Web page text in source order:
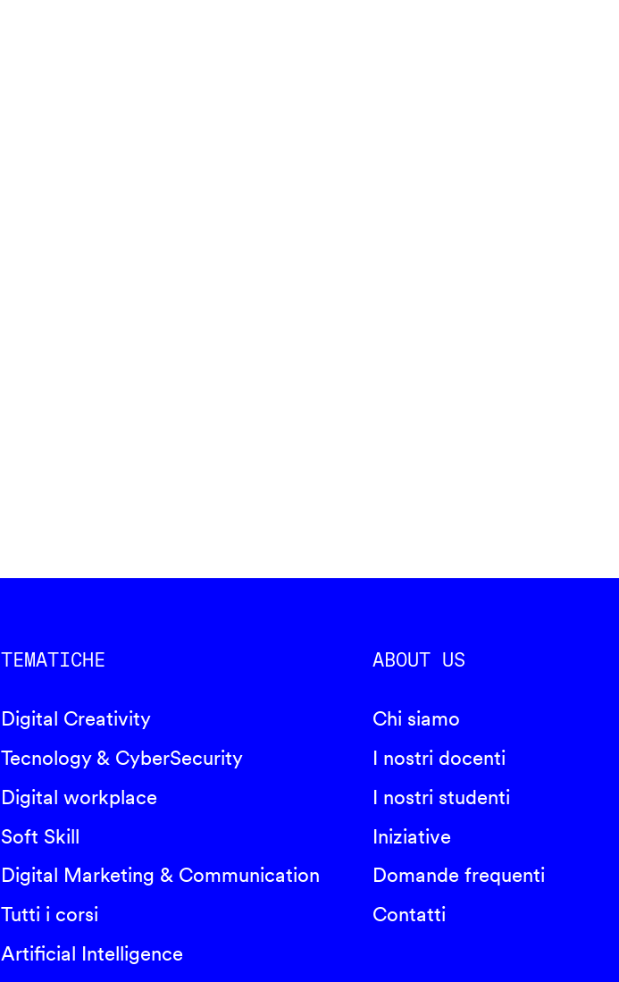
TEMATICHE
Digital Creativity
Tecnology & CyberSecurity
Digital workplace
Soft Skill
Digital Marketing & Communication
Tutti i corsi
Artificial Intelligence
ABOUT US
Chi siamo
I nostri docenti
I nostri studenti
Iniziative
Domande frequenti
Contatti